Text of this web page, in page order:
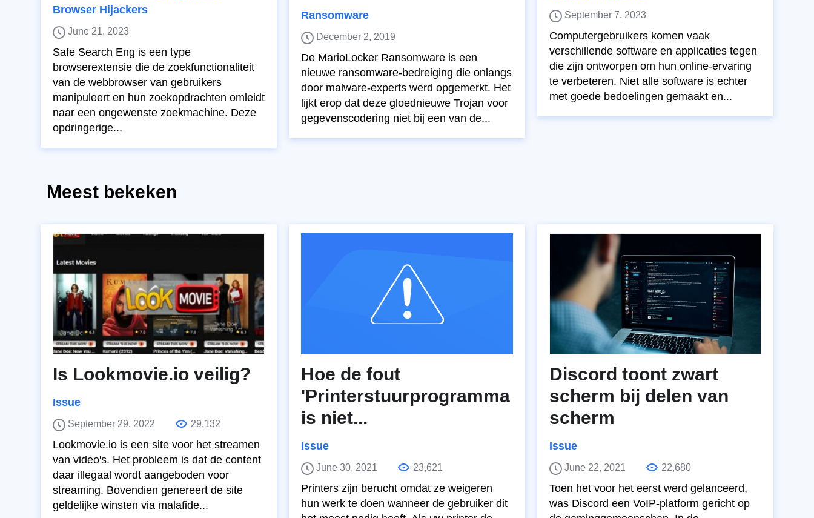
Browser Hijackers
June 21, 2023
Safe Search Eng is een type
browserextensie die de zoekfunctionaliteit
van de webbrowser van gebruikers
manipuleert en hun zoekopdrachten omleidt
naar een ongewenste zoekmachine. Deze
opdringerige...
Ransomware
December 2, 2019
De MarioLocker Ransomware is een
nieuwe ransomware-bedreiging die onlangs
door malware-experts werd opgemerkt. Het
lijkt erop dat deze gloednieuwe Trojan voor
gegevenscodering niet bij een van de...
September 7, 2023
Computergebruikers komen vaak
verschillende software en applicaties tegen
die zijn ontworpen om hun online-ervaring
te verbeteren. Niet alle software is echter
met goede bedoelingen gemaakt en...
Meest bekeken
Is Lookmovie.io veilig?
Issue
September 29, 2022 29,132
Lookmovie.io is een site voor het streamen
van video's. Het probleem is dat de content
daar illegaal wordt aangeboden voor
streaming. Bovendien genereert de site
geldelijke winsten via malafide...
Hoe de fout
'Printerstuurprogramma
is niet...
Issue
June 30, 2021 23,621
Printers zijn berucht omdat ze weigeren
hun werk te doen wanneer de gebruiker dit
Discord toont zwart
scherm bij delen van
scherm
Issue
June 22, 2021 22,680
Toen het voor het eerst werd gelanceerd,
was Discord een VoIP-platform gericht op